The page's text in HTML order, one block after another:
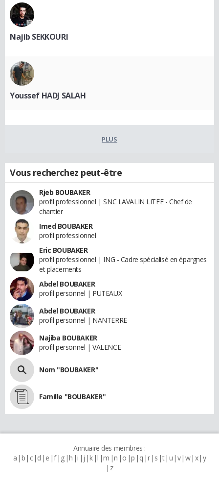
Najib SEKKOURI
Youssef HADJ SALAH
PLUS
Vous recherchez peut-être
Rjeb BOUBAKER
profil professionnel | SNC LAVALIN LITEE - Chef de
chantier
Imed BOUBAKER
profil professionnel
Eric BOUBAKER
profil professionnel | ING - Cadre spécialisé en épargnes
et placements
Abdel BOUBAKER
profil personnel | PUTEAUX
Abdel BOUBAKER
profil personnel | NANTERRE
Najiba BOUBAKER
profil personnel | VALENCE
Nom "BOUBAKER"
Famille "BOUBAKER"
Annuaire des membres :
a b c d e f g h i j k l m n o p q r s t u v w x y
z